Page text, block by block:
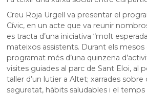
Creu Roja Urgell va presentar el
Cívic, en un acte que va reunir
es tracta d’una iniciativa “molt
mateixos assistents. Durant els mesos
programat més d’una quinzena
visites guiades al parc de Sant Eloi, al
taller d’un lutier a Altet; xarrades sobre
seguretat, hàbits saludables i el